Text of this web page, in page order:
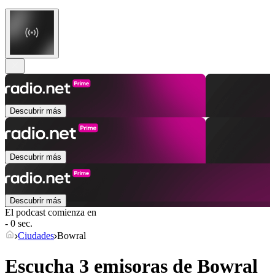
Descubrir más
Descubrir más
Descubrir más
El podcast comienza en
- 0 sec.
Ciudades Bowral
Escucha 3 emisoras de Bowral